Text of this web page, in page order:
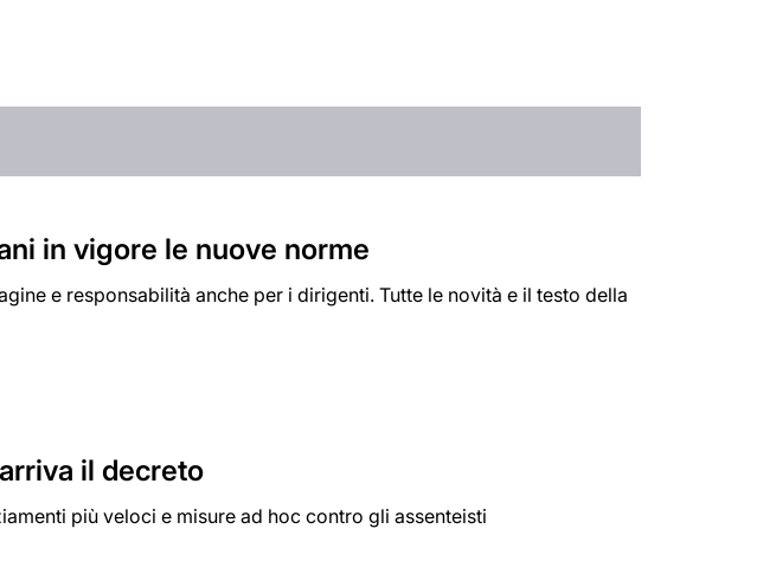
in vigore le nuove norme
e responsabilità anche per i dirigenti. Tutte le novità e il testo della
il decreto
più veloci e misure ad hoc contro gli assenteisti